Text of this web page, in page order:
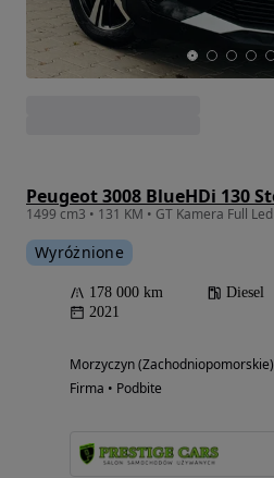
Wyróżnione
178 000 km Diesel
2021
Morzyczyn (Zachodniopomorskie)
Firma • Podbite